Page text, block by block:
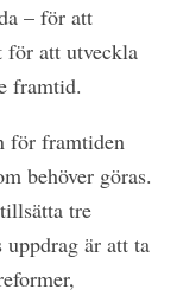
– för att
för att utveckla
framtid.
för framtiden
behöver göras.
tre
är att ta